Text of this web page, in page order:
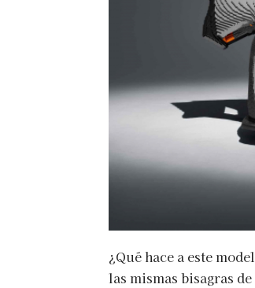
¿Qué hace a este
las mismas bisagras